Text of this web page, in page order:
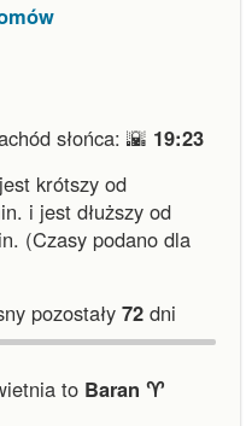
słońca: 🌇 19:23
jest krótszy od
i jest dłuższy od
(Czasy podano dla
pozostały 72 dni
to Baran ♈︎